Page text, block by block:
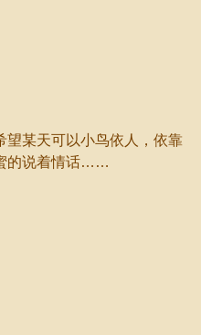
某天可以小鸟依人，依靠
的说着情话……